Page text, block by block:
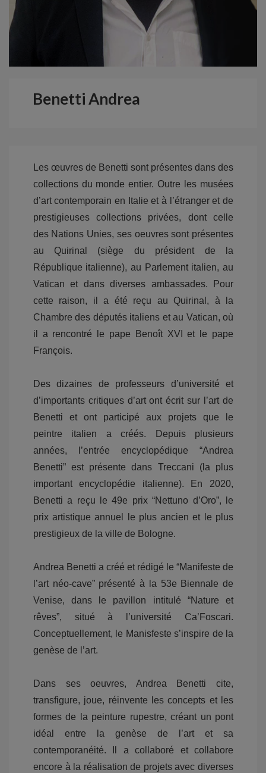
Benetti Andrea
Les œuvres de Benetti sont présentes dans des
collections du monde entier. Outre les musées
d’art contemporain en Italie et à l’étranger et de
prestigieuses collections privées, dont celle
des Nations Unies, ses oeuvres sont présentes
au Quirinal (siège du président de la
République italienne), au Parlement italien, au
Vatican et dans diverses ambassades. Pour
cette raison, il a été reçu au Quirinal, à la
Chambre des députés italiens et au Vatican, où
il a rencontré le pape Benoît XVI et le pape
François.
Des dizaines de professeurs d’université et
d’importants critiques d’art ont écrit sur l’art de
Benetti et ont participé aux projets que le
peintre italien a créés. Depuis plusieurs
années, l’entrée encyclopédique “Andrea
Benetti” est présente dans Treccani (la plus
important encyclopédie italienne). En 2020,
Benetti a reçu le 49e prix “Nettuno d’Oro”, le
prix artistique annuel le plus ancien et le plus
prestigieux de la ville de Bologne.
Andrea Benetti a créé et rédigé le “Manifeste de
l’art néo-cave” présenté à la 53e Biennale de
Venise, dans le pavillon intitulé “Nature et
rêves”, situé à l’université Ca’Foscari.
Conceptuellement, le Manisfeste s’inspire de la
genèse de l’art.
Dans ses oeuvres, Andrea Benetti cite,
transfigure, joue, réinvente les concepts et les
formes de la peinture rupestre, créant un pont
idéal entre la genèse de l’art et sa
contemporanéité. Il a collaboré et collabore
encore à la réalisation de projets avec diverses